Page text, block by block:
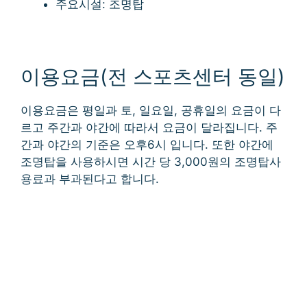
주요시설: 조명탑
이용요금(전 스포츠센터 동일)
이용요금은 평일과 토, 일요일, 공휴일의 요금이 다
르고 주간과 야간에 따라서 요금이 달라집니다. 주
간과 야간의 기준은 오후6시 입니다. 또한 야간에
조명탑을 사용하시면 시간 당 3,000원의 조명탑사
용료과 부과된다고 합니다.